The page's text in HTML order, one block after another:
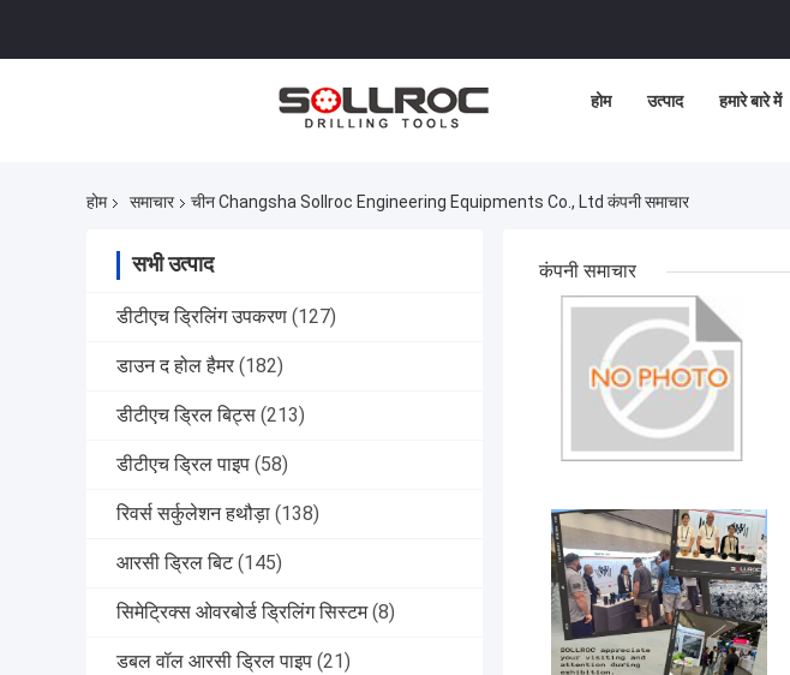
होम उत्पाद हमारे बारे में
होम समाचार चीन Changsha Sollroc Engineering Equipments Co., Ltd कंपनी समाचार
सभी उत्पाद
डीटीएच ड्रिलिंग उपकरण (127)
डाउन द होल हैमर (182)
डीटीएच ड्रिल बिट्स (213)
डीटीएच ड्रिल पाइप (58)
रिवर्स सर्कुलेशन हथौड़ा (138)
आरसी ड्रिल बिट (145)
सिमेट्रिक्स ओवरबोर्ड ड्रिलिंग सिस्टम (8)
डबल वॉल आरसी ड्रिल पाइप (21)
कंपनी समाचार